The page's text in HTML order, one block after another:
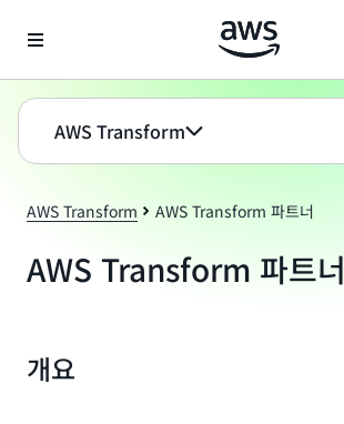
AWS Transform
AWS Transform AWS Transform 파트너
AWS Transform 파트너
개요